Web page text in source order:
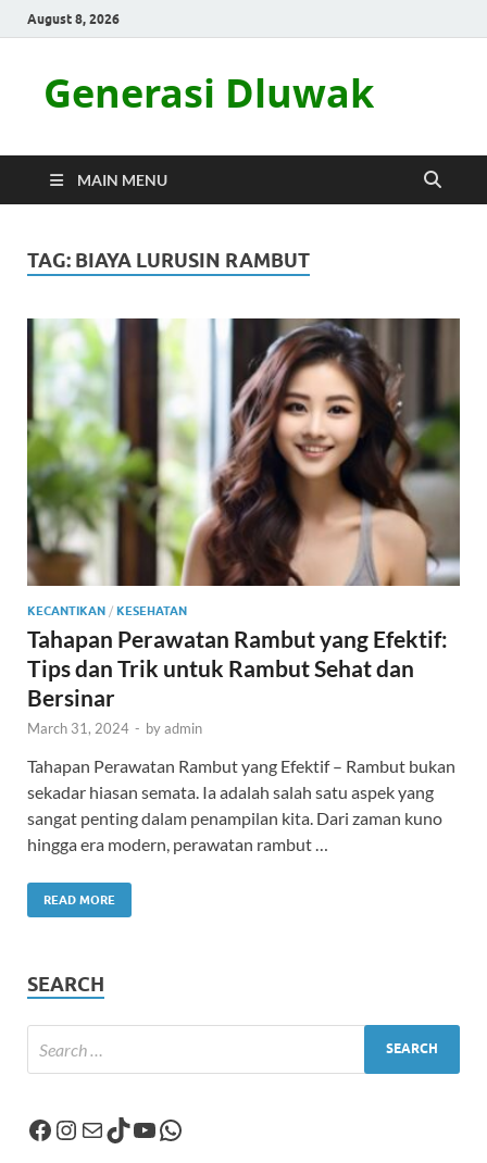
August 8, 2026
Generasi Dluwak
MAIN MENU
TAG: BIAYA LURUSIN RAMBUT
KECANTIKAN / KESEHATAN
Tahapan Perawatan Rambut yang Efektif:
Tips dan Trik untuk Rambut Sehat dan
Bersinar
March 31, 2024 - byadmin
Tahapan Perawatan Rambut yang Efektif – Rambut bukan
sekadar hiasan semata. Ia adalah salah satu aspek yang
sangat penting dalam penampilan kita. Dari zaman kuno
hingga era modern, perawatan rambut …
READ MORE
SEARCH